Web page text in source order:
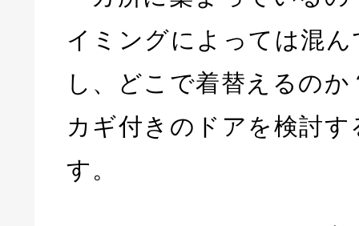
イミングによっては混
し、どこで着替えるの
カギ付きのドアを検討
す。